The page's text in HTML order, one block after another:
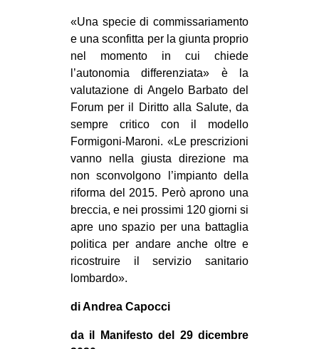
«Una specie di commissariamento
e una sconfitta per la giunta proprio
nel momento in cui chiede
l’autonomia differenziata» è la
valutazione di Angelo Barbato del
Forum per il Diritto alla Salute, da
sempre critico con il modello
Formigoni-Maroni. «Le prescrizioni
vanno nella giusta direzione ma
non sconvolgono l’impianto della
riforma del 2015. Però aprono una
breccia, e nei prossimi 120 giorni si
apre uno spazio per una battaglia
politica per andare anche oltre e
ricostruire il servizio sanitario
lombardo».
di Andrea Capocci
da il Manifesto del 29 dicembre